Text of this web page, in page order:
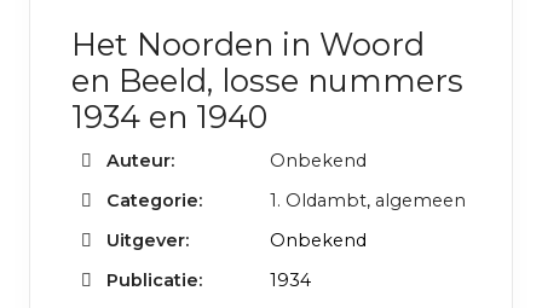
Het Noorden in Woord
en Beeld, losse nummers
1934 en 1940
Auteur:
Onbekend
Categorie:
1. Oldambt, algemeen
Uitgever:
Onbekend
Publicatie:
1934